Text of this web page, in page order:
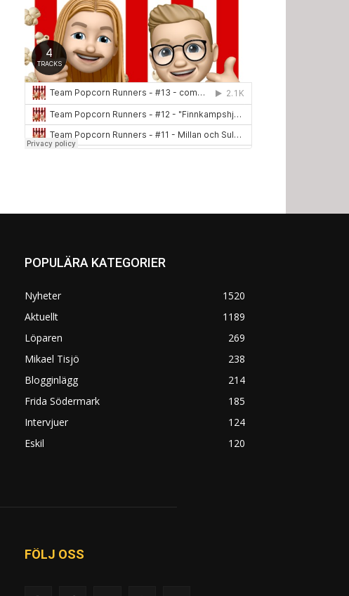
POPULÄRA KATEGORIER
Nyheter
1520
Aktuellt
1189
Löparen
269
Mikael Tisjö
238
Blogginlägg
214
Frida Södermark
185
Intervjuer
124
Eskil
120
FÖLJ OSS